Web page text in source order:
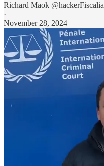
Richard Maok @hackerFiscalia
·
November 28, 2024